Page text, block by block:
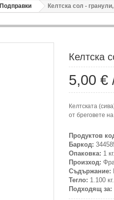
Подправки Келтска сол -
Келтска
5,00 €
Келтската
от бреговете
Продуктов
Баркод:
Опаковка: 1 кг.
Произход:
Съдържание:
Тегло: 1.100 кг.
Подходящ за: